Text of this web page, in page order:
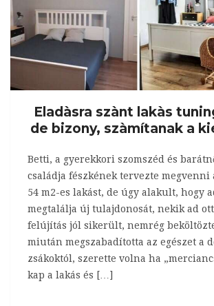
Eladàsra szànt lakàs
de bizony, szàmítanak a
Betti, a gyerekkori szomszéd és
családja fészkének tervezte
54 m2-es lakást, de úgy alakult, hogy
megtalálja új tulajdonosát, nekik ad
felújítás jól sikerült, nemrég
miután megszabadította az egészet a
zsákoktól, szerette volna ha
kap a lakás és […]